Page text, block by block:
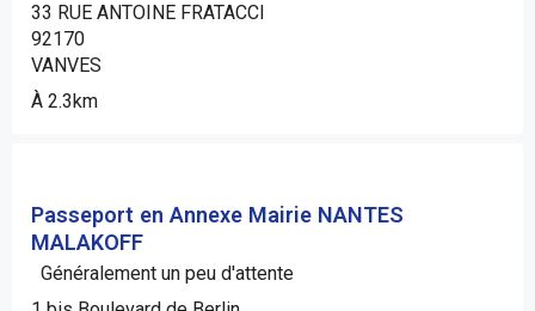
33 RUE ANTOINE FRATACCI
92170
VANVES
À 2.3km
Passeport en Annexe Mairie NANTES
MALAKOFF
Généralement un peu d'attente